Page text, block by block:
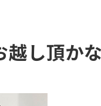
し頂か